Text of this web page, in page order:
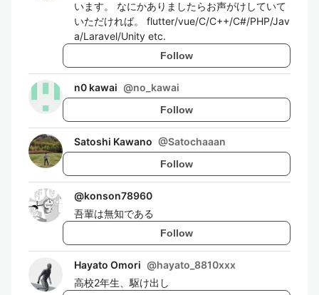
います。 なにかありましたらお声がけしていて
いただければ。 flutter/vue/C/C++/C#/PHP/Jav
a/Laravel/Unity etc.
Follow
n0 kawai @no_kawai
Follow
Satoshi Kawano @Satochaaan
Follow
@konson78960
吾輩は無知である
Follow
Hayato Omori @hayato_8810xxx
高校2年生、駆け出し